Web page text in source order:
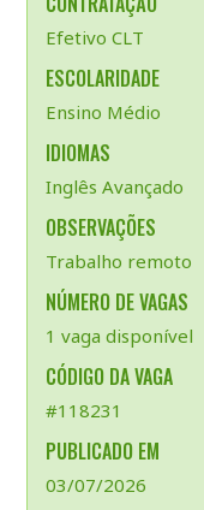
Efetivo CLT
ESCOLARIDADE
Ensino Médio
IDIOMAS
Inglês Avançado
OBSERVAÇÕES
Trabalho remoto
NÚMERO DE VAGAS
1 vaga disponível
CÓDIGO DA VAGA
#118231
PUBLICADO EM
03/07/2026